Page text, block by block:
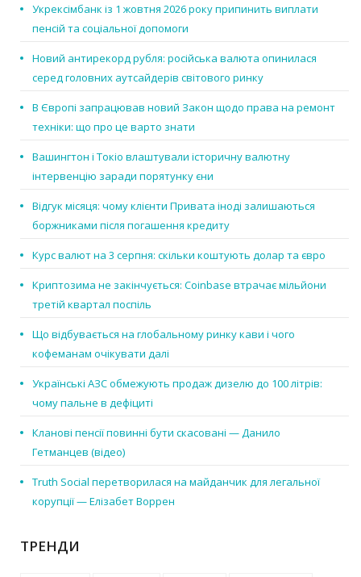
Укрексімбанк із 1 жовтня 2026 року припинить виплати
пенсій та соціальної допомоги
Новий антирекорд рубля: російська валюта опинилася
серед головних аутсайдерів світового ринку
В Європі запрацював новий Закон щодо права на ремонт
техніки: що про це варто знати
Вашингтон і Токіо влаштували історичну валютну
інтервенцію заради порятунку єни
Відгук місяця: чому клієнти Привата іноді залишаються
боржниками після погашення кредиту
Курс валют на 3 серпня: скільки коштують долар та євро
Криптозима не закінчується: Coinbase втрачає мільйони
третій квартал поспіль
Що відбувається на глобальному ринку кави і чого
кофеманам очікувати далі
Українські АЗС обмежують продаж дизелю до 100 літрів:
чому пальне в дефіциті
Кланові пенсії повинні бути скасовані — Данило
Гетманцев (відео)
Truth Social перетворилася на майданчик для легальної
корупції — Елізабет Воррен
ТРЕНДИ